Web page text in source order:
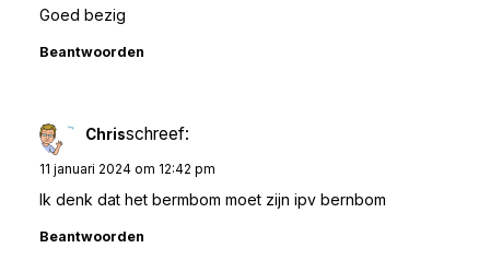
Goed bezig
Beantwoorden
Chrisschreef:
11 januari 2024 om 12:42 pm
Ik denk dat het bermbom moet zijn ipv bernbom
Beantwoorden